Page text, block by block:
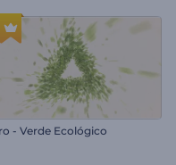
- Verde Ecológico